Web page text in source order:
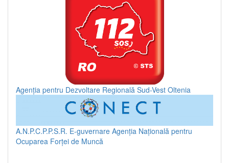
Agenția pentru Dezvoltare Regională Sud-Vest Oltenia
A.N.P.C.P.P.S.R. E-guvernare Agenția Națională pentru
Ocuparea Forței de Muncă